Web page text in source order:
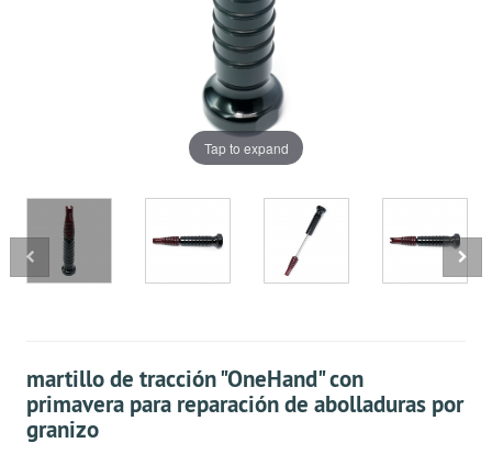
Tap to expand
martillo de tracción "OneHand" con
primavera para reparación de abolladuras por
granizo